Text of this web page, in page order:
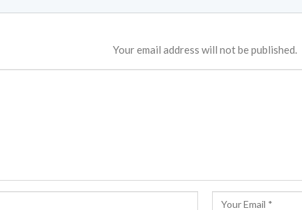
Your email address will not be published.